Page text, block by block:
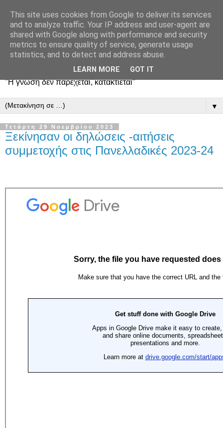
"Η γνώση δεν παρέχεται, κατακτιέται"
▼
Τετάρτη 29 Νοεμβρίου 2023
Ξεκίνησαν οι δηλώσεις -αιτήσεις
συμμετοχής στις Πανελλαδικές 2023-24
This site uses cookies from Google to deliver its services
and to analyze traffic. Your IP address and user-agent are
shared with Google along with performance and security
metrics to ensure quality of service, generate usage
statistics, and to detect and address abuse.
LEARN MORE GOT IT